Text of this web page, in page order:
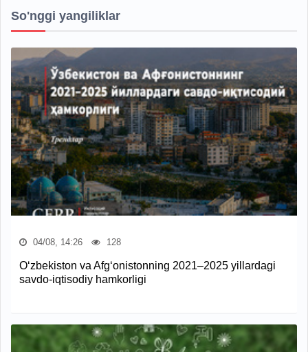
So'nggi yangiliklar
04/08, 14:26 128
O‘zbekiston va Afg‘onistonning 2021–2025 yillardagi
savdo-iqtisodiy hamkorligi